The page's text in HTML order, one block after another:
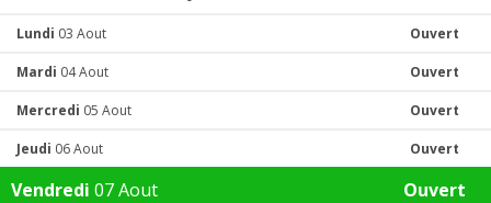
Lundi 03 Aout Ouvert
Mardi 04 Aout Ouvert
Mercredi 05 Aout Ouvert
Jeudi 06 Aout Ouvert
Vendredi 07 Aout Ouvert